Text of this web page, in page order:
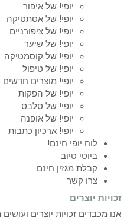
יופי! של איפור
יופי! של אסתטיקה
יופי! של ציפורניים
יופי! של שיער
יופי! של קוסמטיקה
יופי! של טיפול
יופי! מוצרים חדשים
יופי! של הפקות
יופי! של סלבס
יופי! של אופנה
יופי! ארכיון כתבות
לוח יופי חינם!
ביוטי טיוב
קבלת מגזין חינם
צרו קשר
זכויות יוצרים
אנו מכבדים זכויות יוצרים